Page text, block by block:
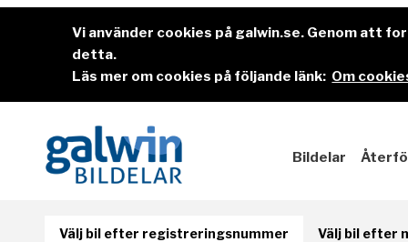
Vi använder cookies på galwin.se. Genom att
detta.
Läs mer om cookies på följande länk: Om
Bildelar
Välj bil efter registreringsnummer Välj bil efter